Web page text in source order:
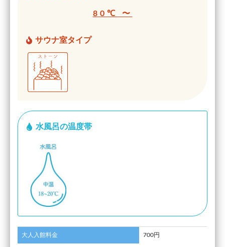
80℃ 〜
サウナ室タイプ
水風呂の温度帯
大人入館料金 700円